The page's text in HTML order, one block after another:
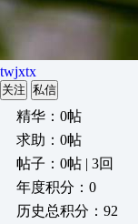
twjxtx
关注 私信
精华：0帖
求助：0帖
帖子：0帖 | 3回
年度积分：0
历史总积分：92